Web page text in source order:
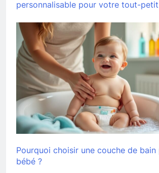
personnalisable pour votre tout-
Pourquoi choisir une couche de
bébé ?